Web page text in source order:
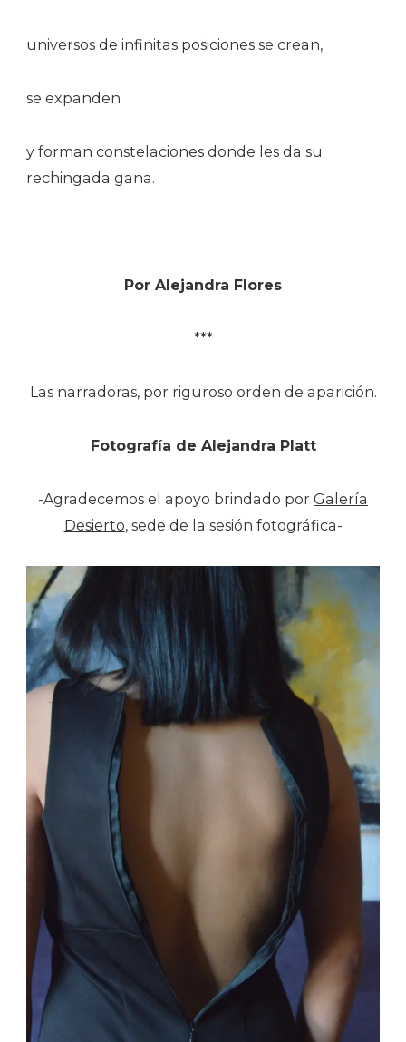
universos de infinitas posiciones se crean,
se expanden
y forman constelaciones donde les da su
rechingada gana.
Por Alejandra Flores
***
Las narradoras, por riguroso orden de aparición.
Fotografía de Alejandra Platt
-Agradecemos el apoyo brindado por Galería
Desierto, sede de la sesión fotográfica-